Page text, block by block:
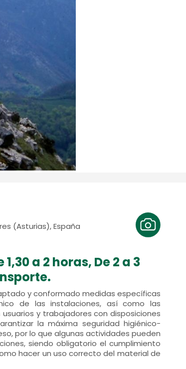
(Asturias), España
a 2 horas, De 2 a 3
y conformado medidas específicas
de las instalaciones, así como las
y trabajadores con disposiciones
la máxima seguridad higiénico-
por lo que algunas actividades pueden
siendo obligatorio el cumplimiento
hacer un uso correcto del material de